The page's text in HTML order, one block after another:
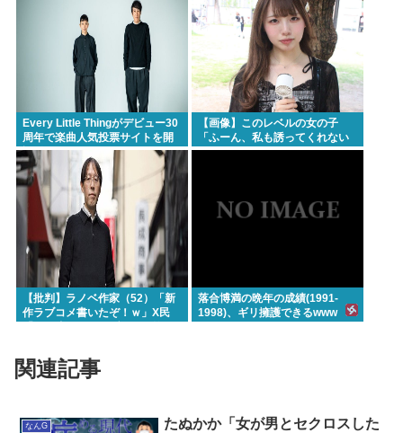
Every Little Thingがデビュー30
周年で楽曲人気投票サイトを開
設 俺はもちろんFace the
Changeに入れてきたぞ
【画像】このレベルの女の子
「ふーん、私も誘ってくれない
んだ⋯」
【批判】ラノベ作家（52）「新
作ラブコメ書いたぞ！ｗ」X民
れｗと話題に
落合博満の晩年の成績(1991-
1998)、ギリ擁護できるwww
関連記事
なんG
たぬかか「女が男とセクロスした